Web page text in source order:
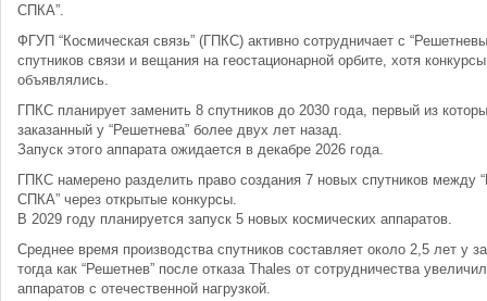
СПКА”.
ФГУП “Космическая связь” (ГПКС) активно сотрудничает с
спутников связи и вещания на геостационарной орбите, хотя
объявлялись.
ГПКС планирует заменить 8 спутников до 2030 года, первый из
заказанный у “Решетнева” более двух лет назад.
Запуск этого аппарата ожидается в декабре 2026 года.
ГПКС намерено разделить право создания 7 новых спутников между
СПКА” через открытые конкурсы.
В 2029 году планируется запуск 5 новых космических аппаратов.
Среднее время производства спутников составляет около 2,5 лет у
тогда как “Решетнев” после отказа Thales от сотрудничества
аппаратов с отечественной нагрузкой.